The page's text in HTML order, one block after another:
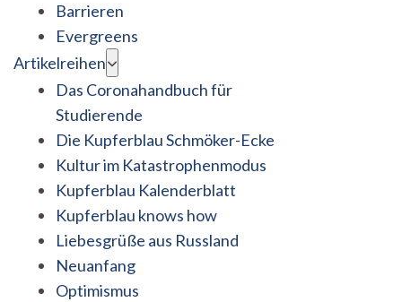
Barrieren
Evergreens
Artikelreihen
Das Coronahandbuch für
Studierende
Die Kupferblau Schmöker-Ecke
Kultur im Katastrophenmodus
Kupferblau Kalenderblatt
Kupferblau knows how
Liebesgrüße aus Russland
Neuanfang
Optimismus